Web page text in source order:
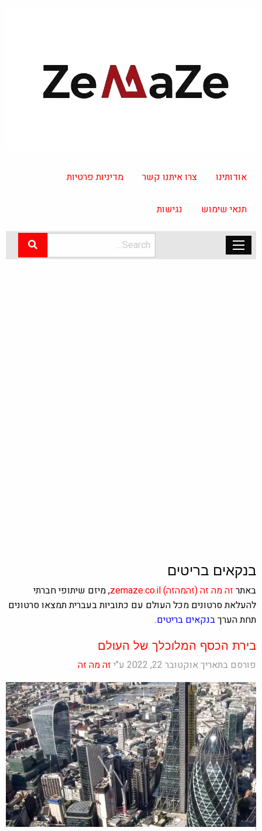
אודותינו צרו איתנו קשר מדיניות פרטיות
תנאי שימוש נגישות
בנקאים בריטים
באתרזה מה זה(זהמהזה)zemaze.co.il, מיזם שיתופי חברתי
להעלאת סרטונים מכל העולם עם כתוביות בעברית תמצאו סרטונים
תחת הערךבנקאים בריטים.
בירת הכסף המלוכלך של העולם
פורסם בתאריך אוקטובר 22, 2022 ע"י זה מה זה